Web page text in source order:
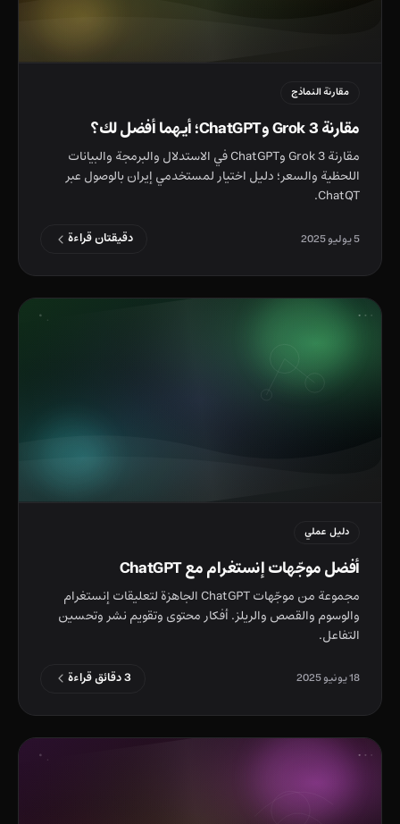
مقارنة النماذج
مقارنة Grok 3 وChatGPT؛ أيهما أفضل لك؟
مقارنة Grok 3 وChatGPT في الاستدلال والبرمجة والبيانات
اللحظية والسعر؛ دليل اختيار لمستخدمي إيران بالوصول عبر
ChatQT.
5 يوليو 2025 دقيقتان قراءة
دليل عملي
أفضل موجّهات إنستغرام مع ChatGPT
مجموعة من موجّهات ChatGPT الجاهزة لتعليقات إنستغرام
والوسوم والقصص والريلز. أفكار محتوى وتقويم نشر وتحسين
التفاعل.
18 يونيو 2025 3 دقائق قراءة